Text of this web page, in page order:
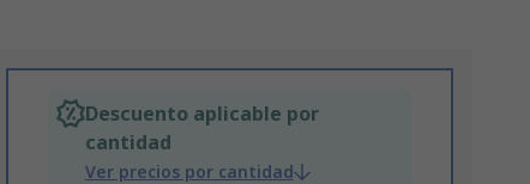
Descuento aplicable por
cantidad
Ver precios por cantidad